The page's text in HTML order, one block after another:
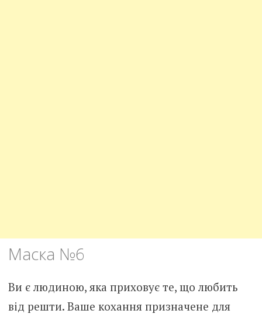
Маска №6
Ви є людиною, яка приховує те, що любить
від решти. Ваше кохання призначене для